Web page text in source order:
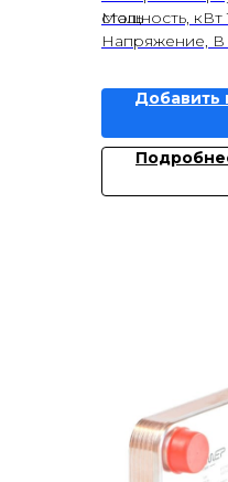
сталь
Мощность, кВт
Напряжение, В
Добавить